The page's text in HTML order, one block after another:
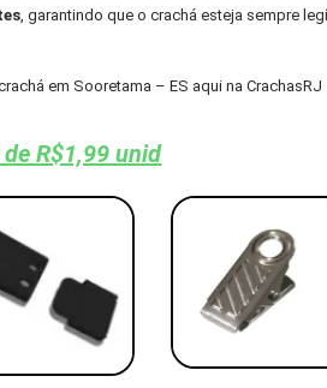
, garantindo que o crachá esteja sempre
em Sooretama – ES aqui na CrachasRJ
R$1,99 unid